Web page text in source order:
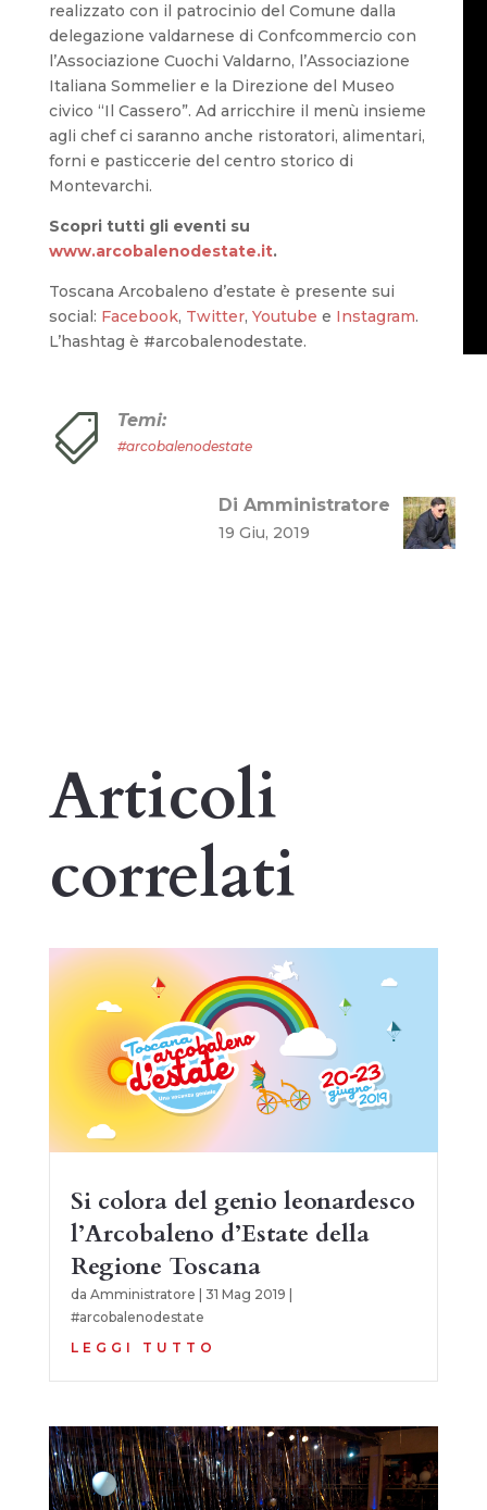
realizzato con il patrocinio del Comune dalla
delegazione valdarnese di Confcommercio con
l’Associazione Cuochi Valdarno, l’Associazione
Italiana Sommelier e la Direzione del Museo
civico “Il Cassero”. Ad arricchire il menù insieme
agli chef ci saranno anche ristoratori, alimentari,
forni e pasticcerie del centro storico di
Montevarchi.
Scopri tutti gli eventi su
www.arcobalenodestate.it.
Toscana Arcobaleno d’estate è presente sui
social: Facebook, Twitter, Youtube e Instagram.
L’hashtag è #arcobalenodestate.
 Temi:
#arcobalenodestate
Di Amministratore
19 Giu, 2019
Articoli
correlati
Si colora del genio leonardesco
l’Arcobaleno d’Estate della
Regione Toscana
da Amministratore 31 Mag 2019
#arcobalenodestate
LEGGI TUTTO